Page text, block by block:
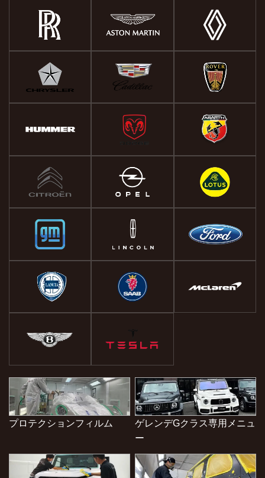
プロテクションフィルム
ゲレンデGクラス専用メニュ
ー